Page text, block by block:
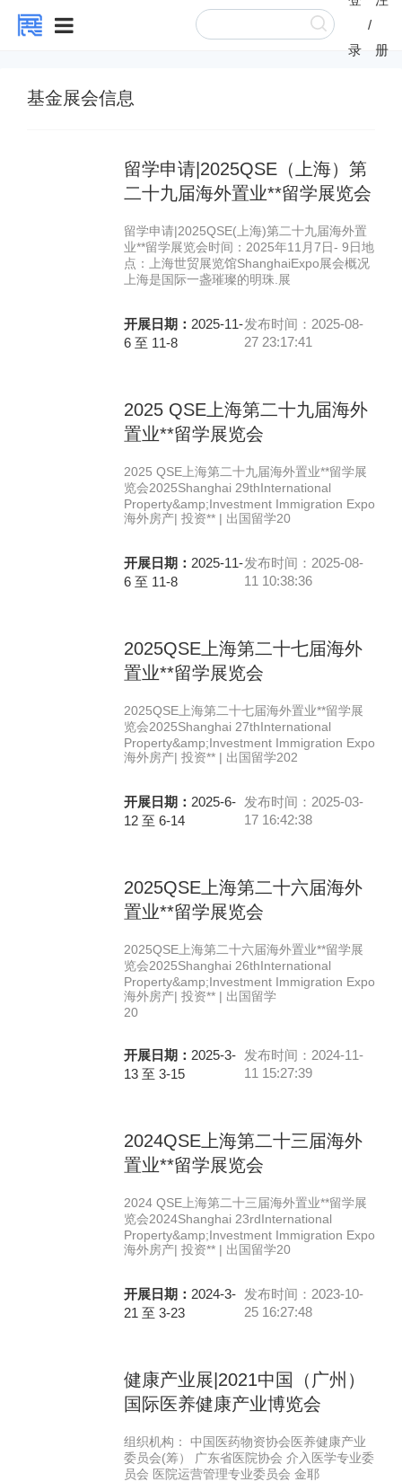
录
/
册
基金展会信息
留学申请|2025QSE（上海）第
二十九届海外置业**留学展览会
留学申请|2025QSE(上海)第二十九届海外置
业**留学展览会时间：2025年11月7日- 9日地
点：上海世贸展览馆ShanghaiExpo展会概况
上海是国际一盏璀璨的明珠.展
开展日期： 2025-11-
6 至 11-8
发布时间：2025-08-
27 23:17:41
2025 QSE上海第二十九届海外
置业**留学展览会
2025 QSE上海第二十九届海外置业**留学展
览会2025Shanghai 29thInternational
Property&amp;Investment Immigration Expo
海外房产| 投资** | 出国留学20
开展日期： 2025-11-
6 至 11-8
发布时间：2025-08-
11 10:38:36
2025QSE上海第二十七届海外
置业**留学展览会
2025QSE上海第二十七届海外置业**留学展
览会2025Shanghai 27thInternational
Property&amp;Investment Immigration Expo
海外房产| 投资** | 出国留学202
开展日期： 2025-6-
12 至 6-14
发布时间：2025-03-
17 16:42:38
2025QSE上海第二十六届海外
置业**留学展览会
2025QSE上海第二十六届海外置业**留学展
览会2025Shanghai 26thInternational
Property&amp;Investment Immigration Expo
海外房产| 投资** | 出国留学
20
开展日期： 2025-3-
13 至 3-15
发布时间：2024-11-
11 15:27:39
2024QSE上海第二十三届海外
置业**留学展览会
2024 QSE上海第二十三届海外置业**留学展
览会2024Shanghai 23rdInternational
Property&amp;Investment Immigration Expo
海外房产| 投资** | 出国留学20
开展日期： 2024-3-
21 至 3-23
发布时间：2023-10-
25 16:27:48
健康产业展|2021中国（广州）
国际医养健康产业博览会
组织机构： 中国医药物资协会医养健康产业
委员会(筹） 广东省医院协会 介入医学专业委
员会 医院运营管理专业委员会 金耶